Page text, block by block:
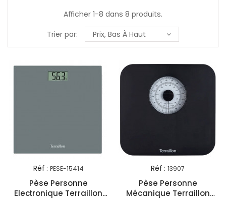
Afficher 1-8 dans 8 produits.
Trier par:
Prix, Bas À Haut
Réf : PESE-15414
Pèse Personne
Electronique Terraillon
Réf : 13907
Pèse Personne
Mécanique Terraillon